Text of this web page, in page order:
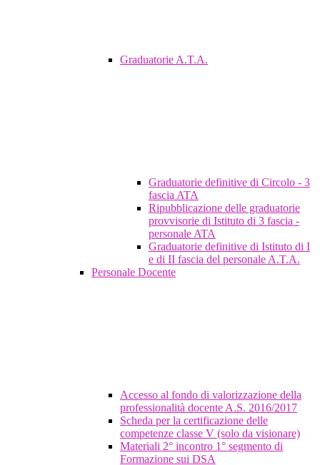
Graduatorie A.T.A.
Graduatorie definitive di Circolo - 3
fascia ATA
Ripubblicazione delle graduatorie
provvisorie di Istituto di 3 fascia -
personale ATA
Graduatorie definitive di Istituto di I
e di II fascia del personale A.T.A.
Personale Docente
Accesso al fondo di valorizzazione della
professionalità docente A.S. 2016/2017
Scheda per la certificazione delle
competenze classe V (solo da visionare)
Materiali 2° incontro 1° segmento di
Formazione sui DSA